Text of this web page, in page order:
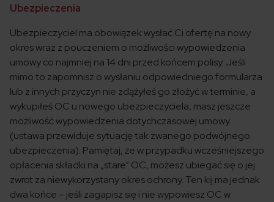
Ubezpieczenia
Ubezpieczyciel ma obowiązek wysłać Ci ofertę na nowy
okres wraz z pouczeniem o możliwości wypowiedzenia
umowy co najmniej na 14 dni przed końcem polisy. Jeśli
mimo to zapomnisz o wysłaniu odpowiedniego formularza
lub z innych przyczyn nie zdążyłeś go złożyć w terminie, a
wykupiłeś OC u nowego ubezpieczyciela, masz jeszcze
możliwość wypowiedzenia dotychczasowej umowy
(ustawa przewiduje sytuację tak zwanego podwójnego
ubezpieczenia). Pamiętaj, że w przypadku wcześniejszego
opłacenia składki na „stare” OC, możesz ubiegać się o jej
zwrot za niewykorzystany okres ochrony. Ten kij ma jednak
dwa końce – jeśli zagapisz się i nie wypowiesz OC w